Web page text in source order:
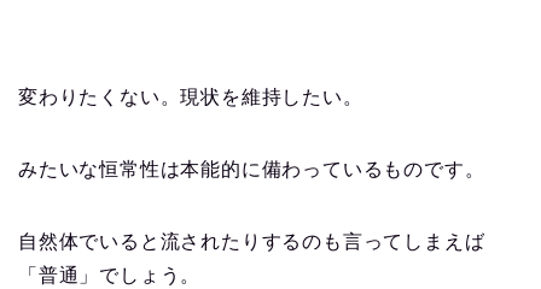
変わりたくない。現状を維持したい。
みたいな恒常性は本能的に備わっているものです。
自然体でいると流されたりするのも言ってしまえば
「普通」でしょう。